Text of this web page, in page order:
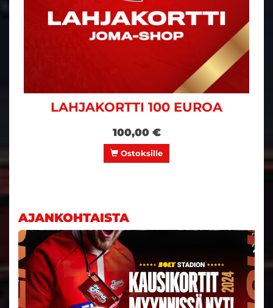
LAHJAKORTTI 100 EUROA
100,00 €
Ostoksille
AJANKOHTAISTA